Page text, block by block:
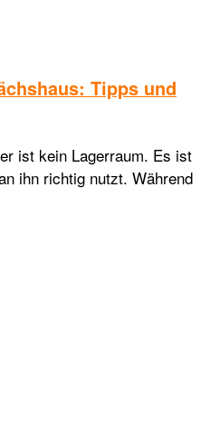
Tipps und
ist kein Lagerraum. Es ist
ihn richtig nutzt. Während